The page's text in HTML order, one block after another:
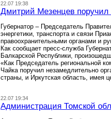
22.07 19:38
Дмитрий Мезенцев поручил
Губернатор – Председатель
энергетики, транспорта и связи
правоохранительными органами и
Как сообщает пресс-служба
Балкарской Республики,
«Как Председатель региональной
Чайка поручил незамедлительно
страны, и Иркутская область, имея
22.07 19:34
Администрация Томской